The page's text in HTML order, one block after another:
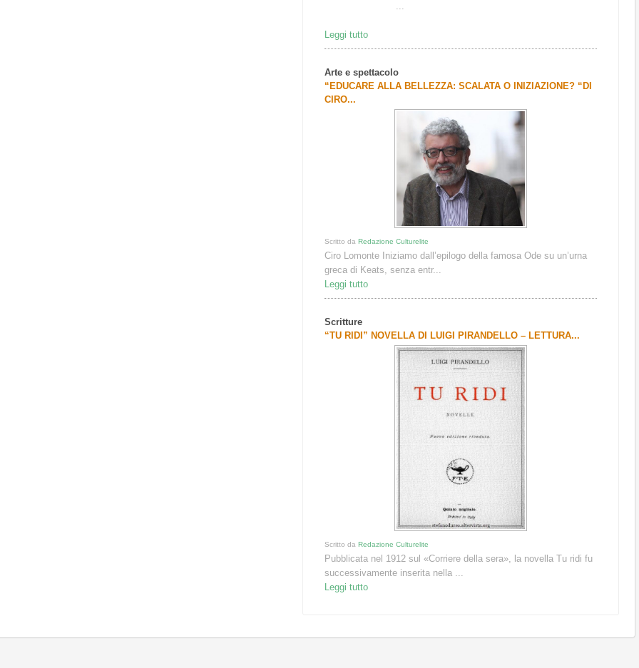
...
Leggi tutto
Arte e spettacolo
“EDUCARE ALLA BELLEZZA: SCALATA O INIZIAZIONE? “DI
CIRO...
Scritto daRedazione Culturelite
Ciro Lomonte Iniziamo dall’epilogo della famosa Ode su un’urna
greca di Keats, senza entr...
Leggi tutto
Scritture
“TU RIDI” NOVELLA DI LUIGI PIRANDELLO – LETTURA...
Scritto daRedazione Culturelite
Pubblicata nel 1912 sul «Corriere della sera», la novella Tu ridi fu
successivamente inserita nella ...
Leggi tutto